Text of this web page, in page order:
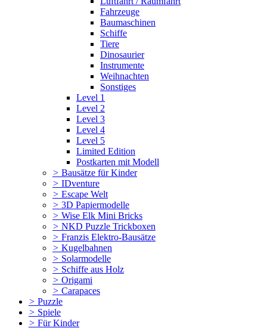
Fahrzeuge
Baumaschinen
Schiffe
Tiere
Dinosaurier
Instrumente
Weihnachten
Sonstiges
Level 1
Level 2
Level 3
Level 4
Level 5
Limited Edition
Postkarten mit Modell
> Bausätze für Kinder
> IDventure
> Escape Welt
> 3D Papiermodelle
> Wise Elk Mini Bricks
> NKD Puzzle Trickboxen
> Franzis Elektro-Bausätze
> Kugelbahnen
> Solarmodelle
> Schiffe aus Holz
> Origami
> Carapaces
> Puzzle
> Spiele
> Für Kinder